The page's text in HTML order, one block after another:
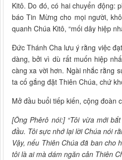
Kitô. Do đó, có hai chuyển động:
báo Tin Mừng cho mọi người,
quanh Chúa Kitô, “mối dây hiệp
Đức Thánh Cha lưu ý rằng việc
dàng, bởi vì dù rất muốn hiệp
càng xa vời hơn. Ngài nhắc rằng
ta cố gắng đặt Thiên Chúa, chứ
Mở đầu buổi tiếp kiến, cộng đoàn
[Ông Phêrô nói:] “Tôi vừa mới
đầu. Tôi sực nhớ lại lời Chúa nói
Vậy, nếu Thiên Chúa đã ban cho
tôi là ai mà dám ngăn cản Thiên